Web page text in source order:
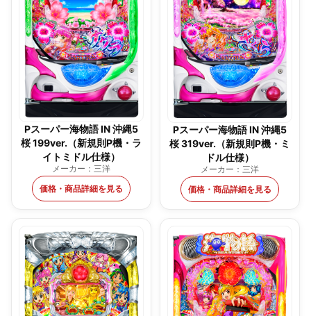
Pスーパー海物語 IN 沖縄5
桜 199ver.（新規則P機・ラ
イトミドル仕様）
メーカー：三洋
価格・商品詳細を見る
Pスーパー海物語 IN 沖縄5
桜 319ver.（新規則P機・ミ
ドル仕様）
メーカー：三洋
価格・商品詳細を見る